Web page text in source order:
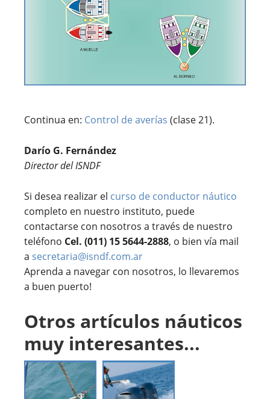
Continua en: Control de averías (clase 21).
Darío G. Fernández
Director del ISNDF
Si desea realizar el curso de conductor náutico
completo en nuestro instituto, puede
contactarse con nosotros a través de nuestro
teléfono Cel. (011) 15 5644-2888, o bien vía mail
a secretaria@isndf.com.ar
Aprenda a navegar con nosotros, lo llevaremos
a buen puerto!
Otros artículos náuticos
muy interesantes...